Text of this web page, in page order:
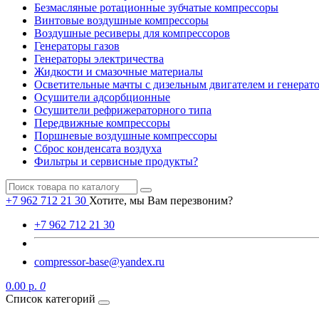
Безмасляные ротационные зубчатые компрессоры
Винтовые воздушные компрессоры
Воздушные ресиверы для компрессоров
Генераторы газов
Генераторы электричества
Жидкости и смазочные материалы
Осветительные мачты с дизельным двигателем и
Осушители адсорбционные
Осушители рефрижераторного типа
Передвижные компрессоры
Поршневые воздушные компрессоры
Сброс конденсата воздуха
Фильтры и сервисные продукты?
+7 962 712 21 30 Хотите, мы Вам перезвоним?
+7 962 712 21 30
compressor-base@yandex.ru
0.00 р. 0
Список категорий